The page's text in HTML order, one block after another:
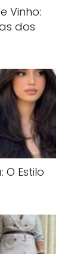
Vinho:
dos
Estilo